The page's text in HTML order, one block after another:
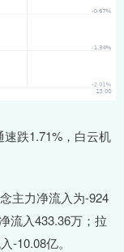
跌1.71%，白云机
主力净流入为-924
流入433.36万；拉
-10.08亿。